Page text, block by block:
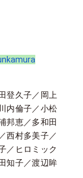
登久子／岡上
内倫子／小松
邦恵／多和田
西村多美子／
／ヒロミック
知子／渡辺眸